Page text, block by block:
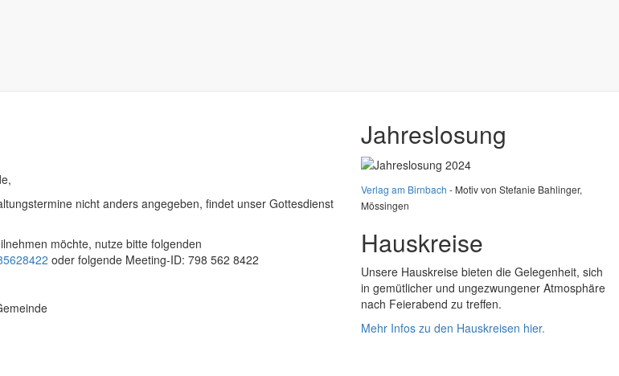
nicht anders angegeben, findet unser Gottesdienst
möchte, nutze bitte folgenden
oder folgende Meeting-ID: 798 562 8422
Jahreslosung
Verlag am Birnbach - Motiv von Stefanie Bahlinger,
Mössingen
Hauskreise
Unsere Hauskreise bieten die Gelegenheit, sich
in gemütlicher und ungezwungener Atmosphäre
nach Feierabend zu treffen.
Mehr Infos zu den Hauskreisen hier.